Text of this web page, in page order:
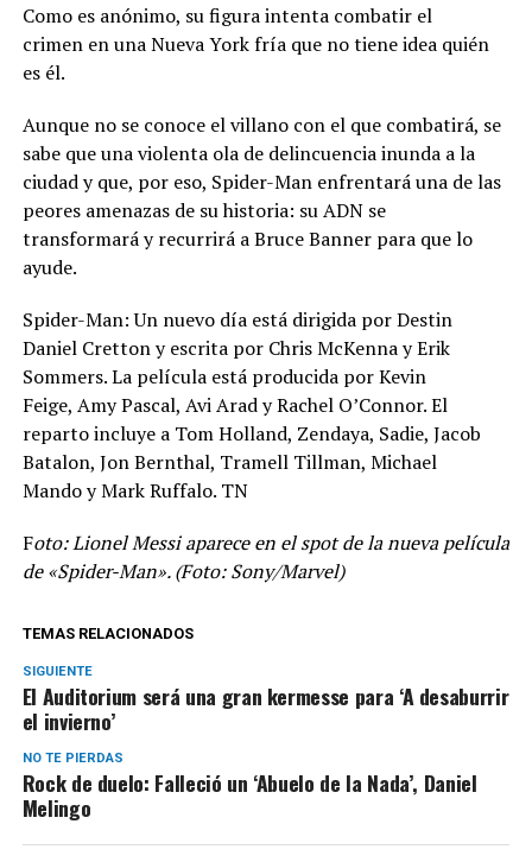
Como es anónimo, su figura intenta combatir el
crimen en una Nueva York fría que no tiene idea quién
es él.
Aunque no se conoce el villano con el que combatirá, se
sabe que una violenta ola de delincuencia inunda a la
ciudad y que, por eso, Spider-Man enfrentará una de las
peores amenazas de su historia: su ADN se
transformará y recurrirá a Bruce Banner para que lo
ayude.
Spider-Man: Un nuevo día está dirigida por Destin
Daniel Cretton y escrita por Chris McKenna y Erik
Sommers. La película está producida por Kevin
Feige, Amy Pascal, Avi Arad y Rachel O’Connor. El
reparto incluye a Tom Holland, Zendaya, Sadie, Jacob
Batalon, Jon Bernthal, Tramell Tillman, Michael
Mando y Mark Ruffalo. TN
Foto: Lionel Messi aparece en el spot de la nueva película
de «Spider-Man». (Foto: Sony/Marvel)
TEMAS RELACIONADOS
SIGUIENTE
El Auditorium será una gran kermesse para ‘A desaburrir
el invierno’
NO TE PIERDAS
Rock de duelo: Falleció un ‘Abuelo de la Nada’, Daniel
Melingo